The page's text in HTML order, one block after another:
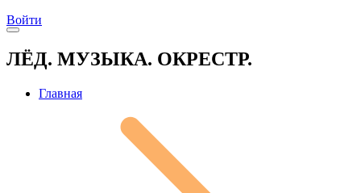
Войти
ЛЁД. МУЗЫКА. ОКРЕСТР.
Главная